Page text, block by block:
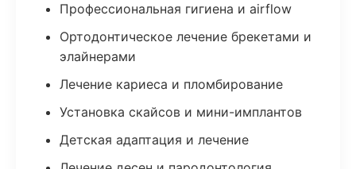
Профессиональная гигиена и airflow
Ортодонтическое лечение брекетами и
элайнерами
Лечение кариеса и пломбирование
Установка скайсов и мини-имплантов
Детская адаптация и лечение